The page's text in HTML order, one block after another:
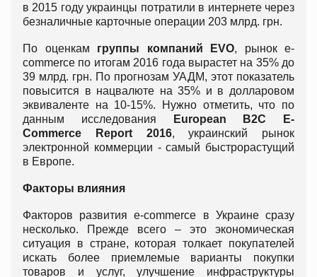
в 2015 году украинцы потратили в интернете через
безналичные карточные операции 203 млрд. грн.
По оценкам группы компаний EVO, рынок e-
commerce по итогам 2016 года вырастет на 35% до
39 млрд. грн. По прогнозам УАДМ, этот показатель
повысится в нацвалюте на 35% и в долларовом
эквиваленте на 10-15%. Нужно отметить, что по
данным исследования
European B2C E-
Commerce Report 2016, украинский рынок
электронной коммерции - самый быстрорастущий
в Европе.
Факторы влияния
Факторов развития e-commerce в Украине сразу
несколько. Прежде всего – это экономическая
ситуация в стране, которая толкает покупателей
искать более приемлемые варианты покупки
товаров и услуг, улучшение инфраструктуры